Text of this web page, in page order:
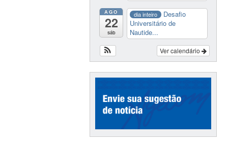
AGO
22
sáb
dia inteiro
Desafio
Universitário de
Nautide...
Ver calendário